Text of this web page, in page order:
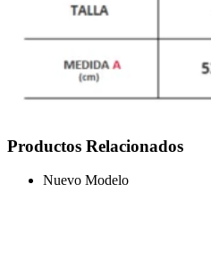
Productos Relacionados
Nuevo Modelo